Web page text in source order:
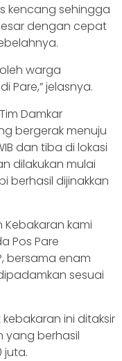
kencang sehingga
dengan cepat
warga
Pare,” jelasnya.
Damkar
bergerak menuju
dan tiba di lokasi
dilakukan mulai
berhasil dijinakkan
Kebakaran kami
Pos Pare
bersama enam
sesuai
ini ditaksir
yang berhasil
juta.